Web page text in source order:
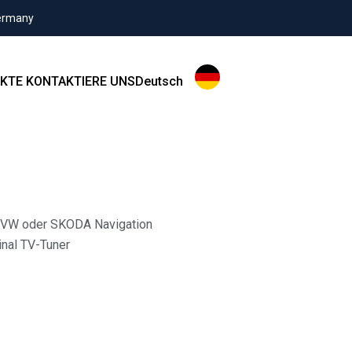
KONTAKTIERE UNSDeutsch
oder SKODA Navigation
TV-Tuner